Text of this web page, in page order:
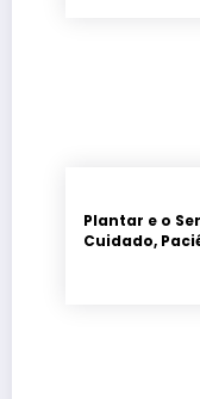
Plantar e o
Cuidado,